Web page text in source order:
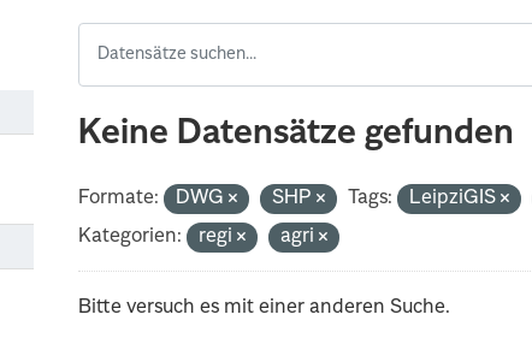
Keine Datensätze gefunden
Formate: DWG SHP Tags: LeipziGIS
Kategorien:
regi agri
Bitte versuch es mit einer anderen Suche.